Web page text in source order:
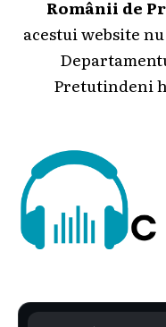
Românii de
acestui website
Pretutindeni